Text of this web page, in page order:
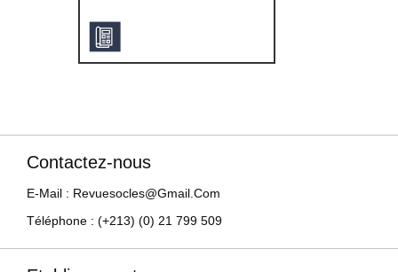
Contactez-nous
E-Mail : Revuesocles@gmail.com
Téléphone : (+213) (0) 21 799 509